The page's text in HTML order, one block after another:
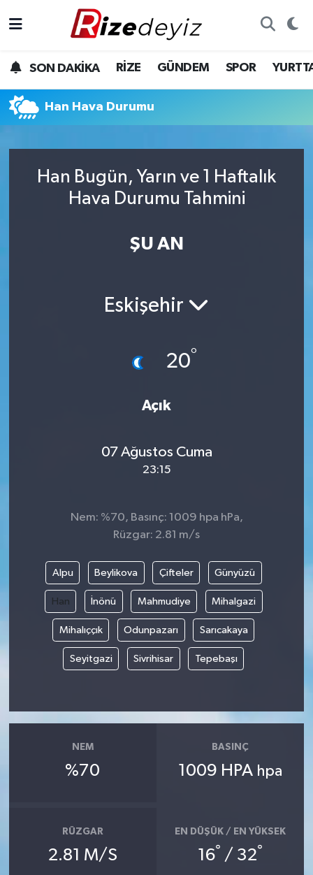
SON DAKİKA RİZE GÜNDEM SPOR
Han Hava Durumu
Han Bugün, Yarın ve 1 Haftalık
Hava Durumu Tahmini
ŞU AN
Eskişehir
20°
Açık
07 Ağustos Cuma
23:15
Nem: %70, Basınç: 1009 hpa hPa,
Rüzgar: 2.81 m/s
Alpu Beylikova Çifteler Günyüzü
Han İnönü Mahmudiye Mihalgazi
Mihalıççık Odunpazarı Sarıcakaya
Seyitgazi Sivrihisar Tepebaşı
NEM
%70
BASINÇ
1009 HPA hpa
RÜZGAR
2.81 M/S
EN DÜŞÜK / EN YÜKSEK
16° / 32°
Gündem
Yurttan Haberler
Teknoloji
Rize Hava Durumu
Rize Trafik Yoğunluk Haritası
Tüm Manşetler